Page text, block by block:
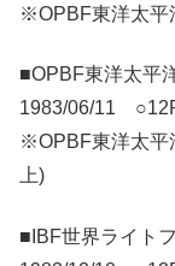
※OPBF東洋太平
■OPBF東洋太平
1983/06/11
※OPBF東洋太平
上)
■IBF世界ライト